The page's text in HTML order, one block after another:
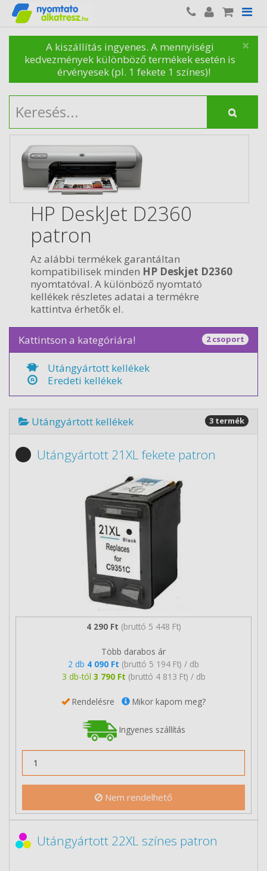
×
A kiszállítás ingyenes. A mennyiségi
kedvezmények különböző termékek esetén is
érvényesek (pl. 1 fekete 1 színes)!
HP DeskJet D2360
patron
Az alábbi termékek garantáltan
kompatibilisek minden HP Deskjet D2360
nyomtatóval. A különböző nyomtató
kellékek részletes adatai a termékre
kattintva érhetők el.
Kattintson a kategóriára! 2 csoport
Utángyártott kellékek
Eredeti kellékek
Utángyártott kellékek 3 termék
Utángyártott 21XL fekete patron
4 290 Ft (bruttó 5 448 Ft)
Több darabos ár
2 db 4 090 Ft (bruttó 5 194 Ft) / db
3 db-tól 3 790 Ft (bruttó 4 813 Ft) / db
Rendelésre Mikor kapom meg?
Ingyenes szállítás
Nem rendelhető
Utángyártott 22XL színes patron